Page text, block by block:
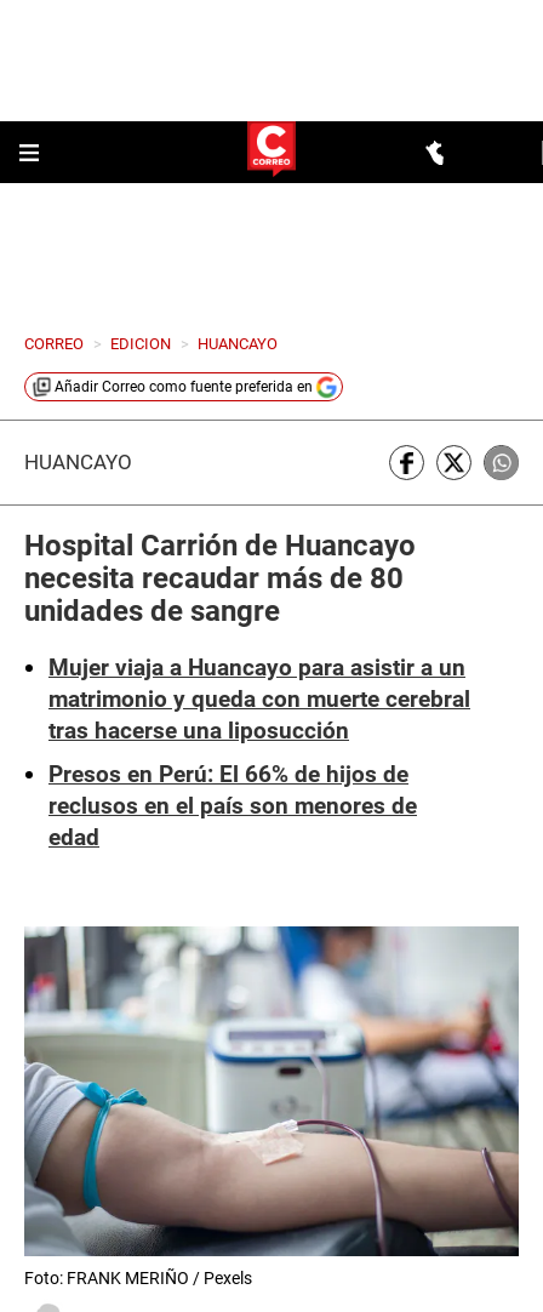
CORREO > EDICION > HUANCAYO
Añadir Correo como fuente preferida en
HUANCAYO
Hospital Carrión de Huancayo
necesita recaudar más de 80
unidades de sangre
Mujer viaja a Huancayo para asistir a un
matrimonio y queda con muerte cerebral
tras hacerse una liposucción
Presos en Perú: El 66% de hijos de
reclusos en el país son menores de
edad
Foto: FRANK MERIÑO / Pexels